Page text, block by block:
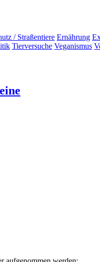
/ Straßentiere Ernährung
Tierversuche Veganismus